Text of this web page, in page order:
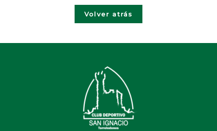
Volver atrás